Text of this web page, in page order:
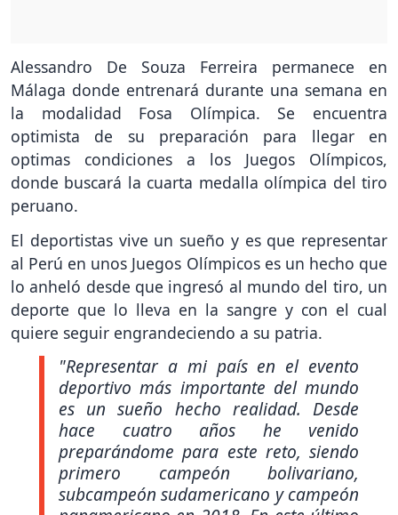
Alessandro De Souza Ferreira permanece en
Málaga donde entrenará durante una semana en
la modalidad Fosa Olímpica. Se encuentra
optimista de su preparación para llegar en
optimas condiciones a los Juegos Olímpicos,
donde buscará la cuarta medalla olímpica del tiro
peruano.
El deportistas vive un sueño y es que representar
al Perú en unos Juegos Olímpicos es un hecho que
lo anheló desde que ingresó al mundo del tiro, un
deporte que lo lleva en la sangre y con el cual
quiere seguir engrandeciendo a su patria.
"Representar a mi país en el evento
deportivo más importante del mundo
es un sueño hecho realidad. Desde
hace cuatro años he venido
preparándome para este reto, siendo
primero campeón bolivariano,
subcampeón sudamericano y campeón